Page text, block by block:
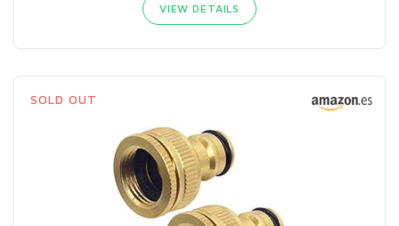
VIEW DETAILS
SOLD OUT